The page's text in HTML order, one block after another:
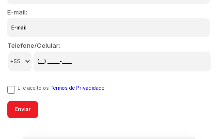
E-mail:
Telefone/Celular:
Li e aceito os Termos de Privacidade